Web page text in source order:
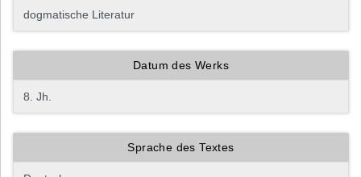
Datum des Werks
Sprache des Textes